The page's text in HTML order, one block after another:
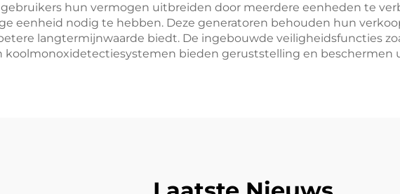
hun vermogen uitbreiden door meerdere eenheden te
eenheid nodig te hebben. Deze generatoren behouden hun
langtermijnwaarde biedt. De ingebouwde veiligheidsfuncties
koolmonoxidetectiesystemen bieden geruststelling en beschermen